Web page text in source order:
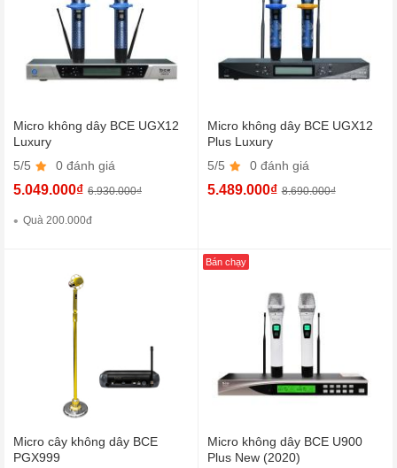
Micro không dây BCE UGX12
Luxury
5/5
0 đánh giá
5.049.000₫ 6.930.000₫
Quà 200.000đ
Micro không dây BCE UGX12
Plus Luxury
5/5
0 đánh giá
5.489.000₫ 8.690.000₫
Micro cây không dây BCE
PGX999
Micro không dây BCE U900
Plus New (2020)
Bán chạy